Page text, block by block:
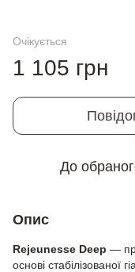
Очікується
1 105 грн
До
Опис
Rejeunesse Deep —
основі стабілізованої